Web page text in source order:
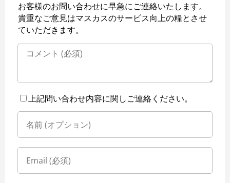
お客様のお問い合わせに早急にご連絡いたします。
貴重なご意見はマスカスのサービス向上の糧とさせ
ていただきます。
上記問い合わせ内容に関しご連絡ください。